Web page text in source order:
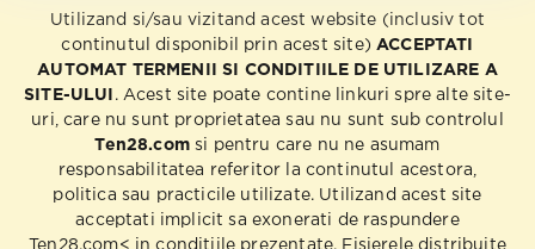
Utilizand si/sau vizitand acest website (inclusiv tot
continutul disponibil prin acest site) ACCEPTATI
AUTOMAT TERMENII SI CONDITIILE DE UTILIZARE A
SITE-ULUI
. Acest site poate contine linkuri spre alte site-
uri, care nu sunt proprietatea sau nu sunt sub controlul
Ten28.comsi pentru care nu ne asumam
responsabilitatea referitor la continutul acestora,
politica sau practicile utilizate. Utilizand acest site
acceptati implicit sa exonerati de raspundere
Ten28.com< in conditiile prezentate. Fisierele distribuite